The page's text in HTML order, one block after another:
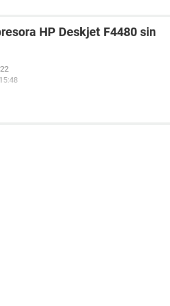
HP Deskjet F4480 sin